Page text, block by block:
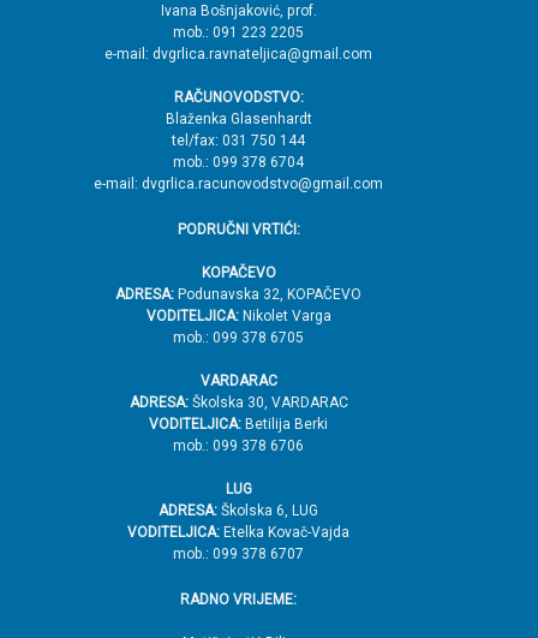
Ivana Bošnjaković, prof.
mob.: 091 223 2205
e-mail: dvgrlica.ravnateljica@gmail.com
RAČUNOVODSTVO:
Blaženka Glasenhardt
tel/fax: 031 750 144
mob.: 099 378 6704
e-mail: dvgrlica.racunovodstvo@gmail.com
PODRUČNI VRTIĆI:
KOPAČEVO
ADRESA: Podunavska 32, KOPAČEVO
VODITELJICA:Nikolet Varga
mob.: 099 378 6705
VARDARAC
ADRESA:Školska 30, VARDARAC
VODITELJICA: Betilija Berki
mob.: 099 378 6706
LUG
ADRESA: Školska 6, LUG
VODITELJICA: Etelka Kovač-Vajda
mob.: 099 378 6707
RADNO VRIJEME: